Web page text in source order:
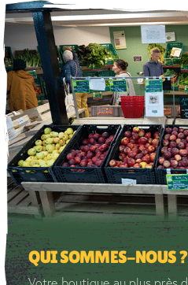
QUI SOMMES-NOUS ?